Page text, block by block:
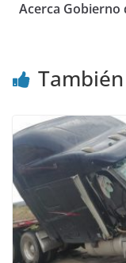
Acerca Gobierno